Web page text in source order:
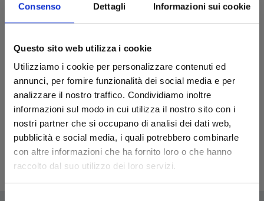
Consenso Dettagli Informazioni sui cookie
Questo sito web utilizza i cookie
Utilizziamo i cookie per personalizzare contenuti ed
annunci, per fornire funzionalità dei social media e per
analizzare il nostro traffico. Condividiamo inoltre
informazioni sul modo in cui utilizza il nostro sito con i
nostri partner che si occupano di analisi dei dati web,
pubblicità e social media, i quali potrebbero combinarle
con altre informazioni che ha fornito loro o che hanno
raccolto dal suo utilizzo dei loro servizi.
DOCTOR MIRAGE
Sfoglia online